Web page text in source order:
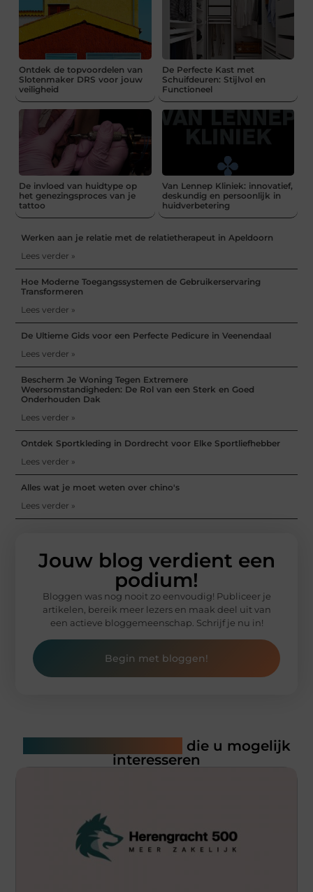
Ontdek de topvoordelen van
Slotenmaker DRS voor jouw
veiligheid
De Perfecte Kast met
Schuifdeuren: Stijlvol en
Functioneel
De invloed van huidtype op
het genezingsproces van je
tattoo
Van Lennep Kliniek: innovatief,
deskundig en persoonlijk in
huidverbetering
Werken aan je relatie met de relatietherapeut in Apeldoorn
Lees verder »
Hoe Moderne Toegangssystemen de Gebruikerservaring
Transformeren
Lees verder »
De Ultieme Gids voor een Perfecte Pedicure in Veenendaal
Lees verder »
Bescherm Je Woning Tegen Extremere
Weersomstandigheden: De Rol van een Sterk en Goed
Onderhouden Dak
Lees verder »
Ontdek Sportkleding in Dordrecht voor Elke Sportliefhebber
Lees verder »
Alles wat je moet weten over chino's
Lees verder »
Jouw blog verdient een
podium!
Bloggen was nog nooit zo eenvoudig! Publiceer je
artikelen, bereik meer lezers en maak deel uit van
een actieve bloggemeenschap. Schrijf je nu in!
Begin met bloggen!
die u mogelijk
interesseren